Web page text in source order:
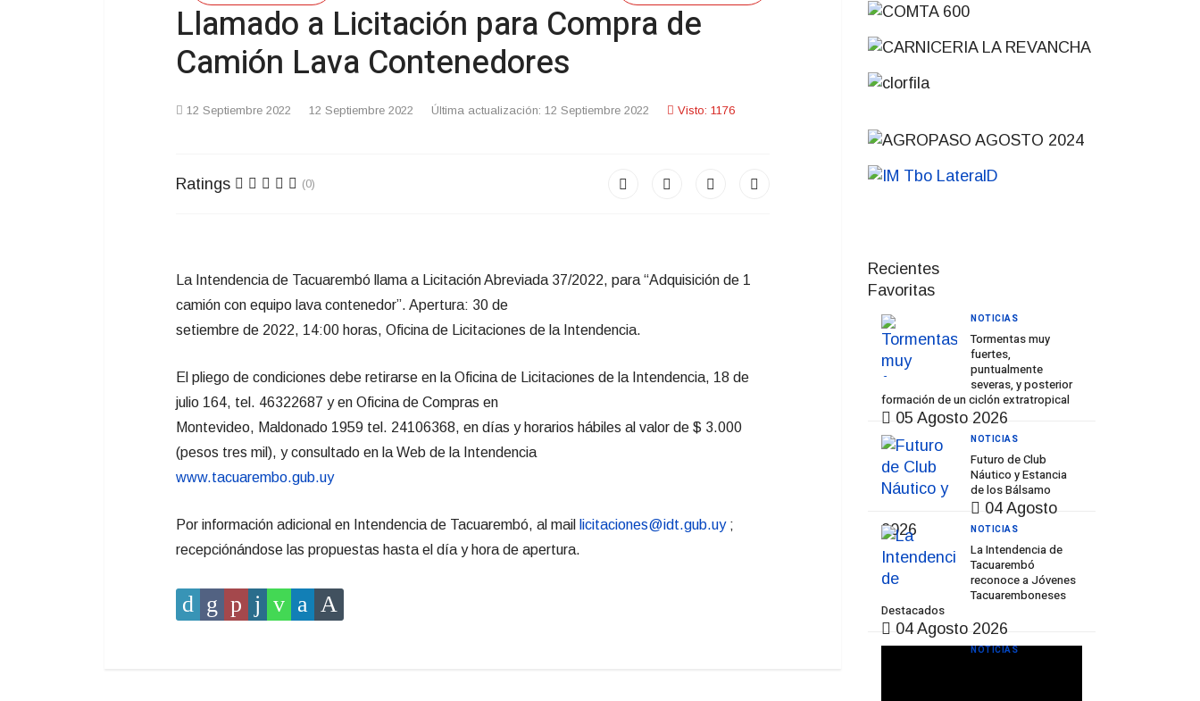
Llamado a Licitación para Compra de
Camión Lava Contenedores
12 Septiembre 2022 12 Septiembre 2022 Última actualización: 12 Septiembre 2022 Visto: 1176
Ratings (0)
La Intendencia de Tacuarembó llama a Licitación Abreviada 37/2022, para “Adquisición de 1
camión con equipo lava contenedor”. Apertura: 30 de
setiembre de 2022, 14:00 horas, Oficina de Licitaciones de la Intendencia.
El pliego de condiciones debe retirarse en la Oficina de Licitaciones de la Intendencia, 18 de
julio 164, tel. 46322687 y en Oficina de Compras en
Montevideo, Maldonado 1959 tel. 24106368, en días y horarios hábiles al valor de $ 3.000
(pesos tres mil), y consultado en la Web de la Intendencia
www.tacuarembo.gub.uy
Por información adicional en Intendencia de Tacuarembó, al mail licitaciones@idt.gub.uy;
recepciónándose las propuestas hasta el día y hora de apertura.
Recientes
Favoritas
Tormentas muy
fuertes,
puntualmente
severas, y posterior
formación de un ciclón extratropical
05 Agosto 2026
NOTICIAS
Futuro de Club
Náutico y Estancia
de los Bálsamo
04 Agosto
2026
NOTICIAS
La Intendencia de
Tacuarembó
reconoce a Jóvenes
Tacuaremboneses
Destacados
04 Agosto 2026
NOTICIAS
NOTICIAS